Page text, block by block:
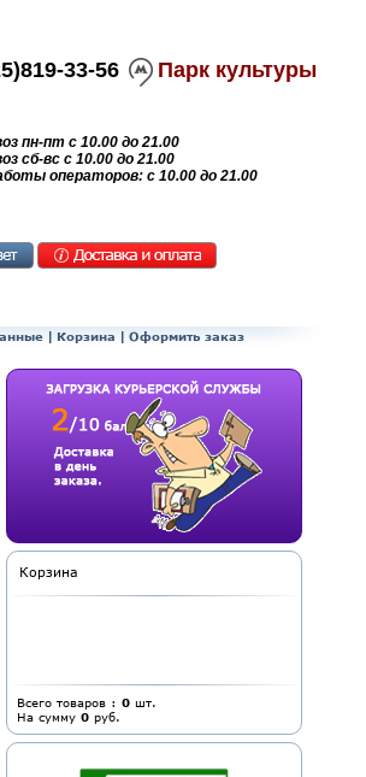
33-56 Парк культуры
пн-пт с 10.00 до 21.00
сб-вс с 10.00 до 21.00
операторов: с 10.00 до 21.00
| Корзина | Оформить заказ
Корзина
Всего товаров : 0 шт.
На сумму 0 руб.